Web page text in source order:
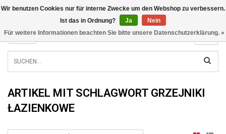
INFO@RADIATORS.SHOP
MENU
ARTIKEL MIT SCHLAGWORT GRZEJNIKI
ŁAZIENKOWE
Wir benutzen Cookies nur für interne Zwecke um den Webshop zu verbessern.
Ist das in Ordnung?
Ja
Nein
Für weitere Informationen beachten Sie bitte unsere Datenschutzerklärung. »